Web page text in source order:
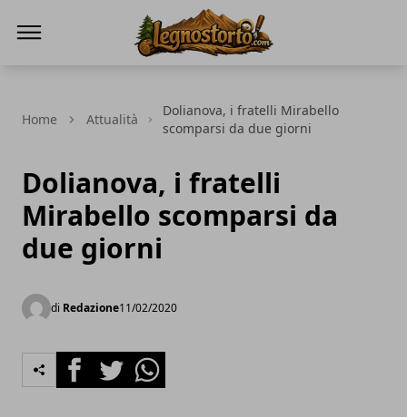
Home Attualità
Dolianova, i fratelli Mirabello
scomparsi da due giorni
Dolianova, i fratelli
Mirabello scomparsi da
due giorni
di Redazione11/02/2020
FacebookTwitterWhatsapp